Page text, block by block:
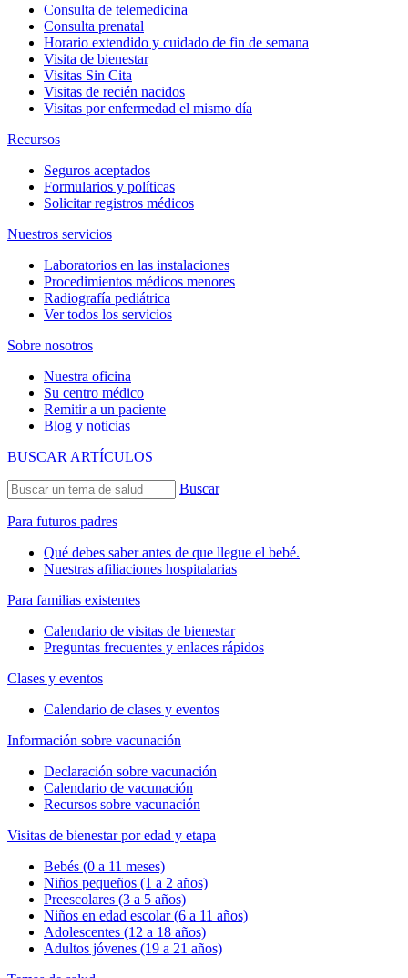
Consulta de telemedicina
Consulta prenatal
Horario extendido y cuidado de fin de semana
Visita de bienestar
Visitas Sin Cita
Visitas de recién nacidos
Visitas por enfermedad el mismo día
Recursos
Seguros aceptados
Formularios y políticas
Solicitar registros médicos
Nuestros servicios
Laboratorios en las instalaciones
Procedimientos médicos menores
Radiografía pediátrica
Ver todos los servicios
Sobre nosotros
Nuestra oficina
Su centro médico
Remitir a un paciente
Blog y noticias
BUSCAR ARTÍCULOS
Buscar
Para futuros padres
Qué debes saber antes de que llegue el bebé.
Nuestras afiliaciones hospitalarias
Para familias existentes
Calendario de visitas de bienestar
Preguntas frecuentes y enlaces rápidos
Clases y eventos
Calendario de clases y eventos
Información sobre vacunación
Declaración sobre vacunación
Calendario de vacunación
Recursos sobre vacunación
Visitas de bienestar por edad y etapa
Bebés (0 a 11 meses)
Niños pequeños (1 a 2 años)
Preescolares (3 a 5 años)
Niños en edad escolar (6 a 11 años)
Adolescentes (12 a 18 años)
Adultos jóvenes (19 a 21 años)